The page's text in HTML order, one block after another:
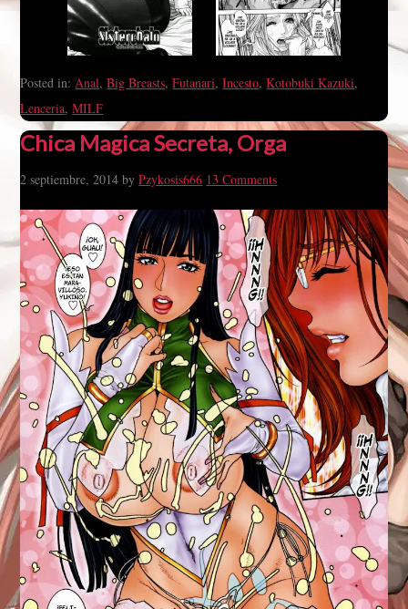
Posted in:Anal,Big Breasts,Futanari,Incesto,Kotobuki Kazuki,
Lenceria,MILF
Chica Magica Secreta, Orga
2 septiembre, 2014 byPzykosis666 13 Comments